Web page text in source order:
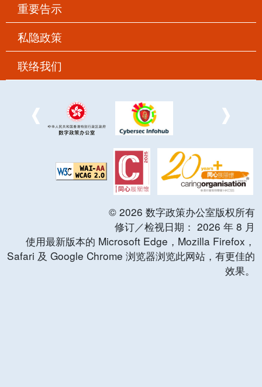
重要告示
私隐政策
联络我们
© 2026 数字政策办公室版权所有
修订／检视日期： 2026 年 8 月
使用最新版本的 Microsoft Edge，Mozilla Firefox，
Safari 及 Google Chrome 浏览器浏览此网站，有更佳的
效果。